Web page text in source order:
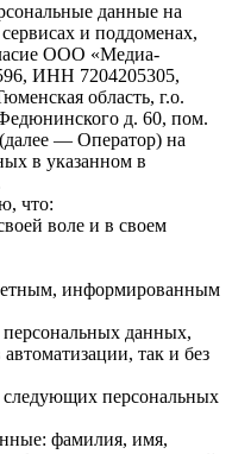
данные на
и поддоменах,
ООО «Медиа-
ИНН 7204205305,
область, г.о.
д. 60, пом.
— Оператор) на
в указанном в
что:
воле и в своем
информированным
персональных данных,
так и без
следующих персональных
фамилия, имя,